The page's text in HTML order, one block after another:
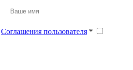
Соглашения пользователя *